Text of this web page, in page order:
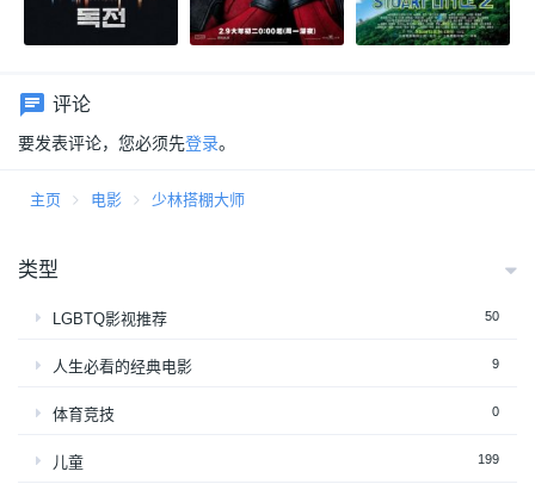
评论
要发表评论，您必须先登录。
主页 电影 少林搭棚大师
类型
LGBTQ影视推荐 50
人生必看的经典电影 9
体育竞技 0
儿童 199